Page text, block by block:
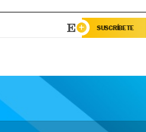
SUSCRÍBETE